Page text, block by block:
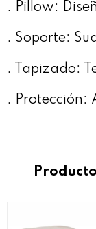
. Pillow:
. Soporte:
. Tapizado:
. Protección: